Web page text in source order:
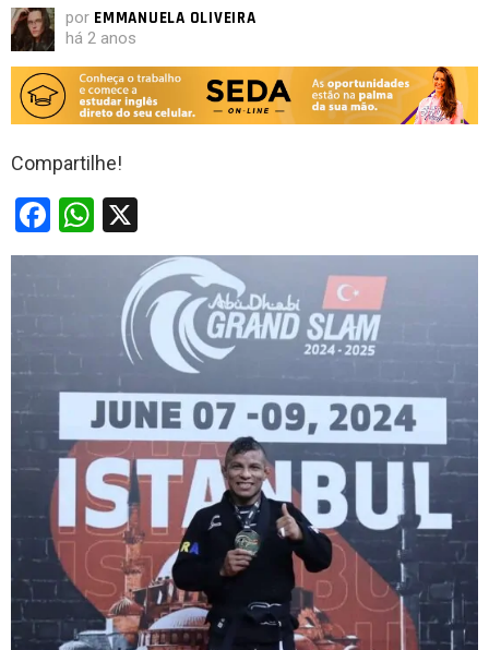
por EMMANUELA OLIVEIRA
há 2 anos
Compartilhe!
F
a
o
k
W
h
p
p